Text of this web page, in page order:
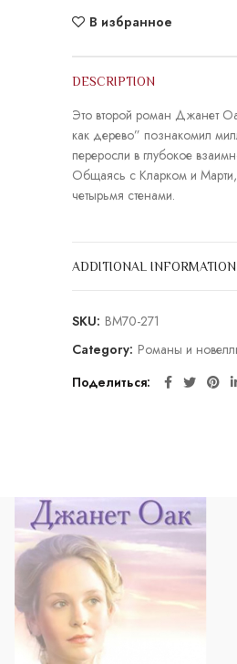
В избранное
DESCRIPTION
Это второй роман Джанет
как дерево” познакомил
переросли в глубокое
Общаясь с Кларком и Марти,
четырьмя стенами.
ADDITIONAL INFORMATION
SKU: BM70-271
Category: Романы и
Поделиться